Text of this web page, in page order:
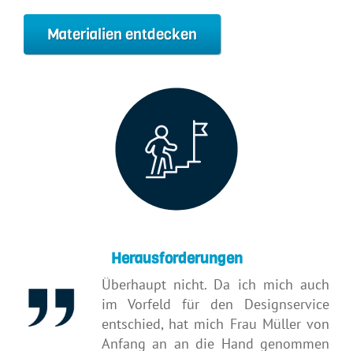
Materialien entdecken
Herausforderungen
Überhaupt nicht. Da ich mich auch
im Vorfeld für den Designservice
entschied, hat mich Frau Müller von
Anfang an an die Hand genommen